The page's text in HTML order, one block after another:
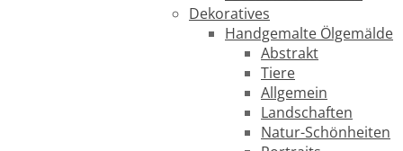
Dekoratives
Handgemalte Ölgemälde
Abstrakt
Tiere
Allgemein
Landschaften
Natur-Schönheiten